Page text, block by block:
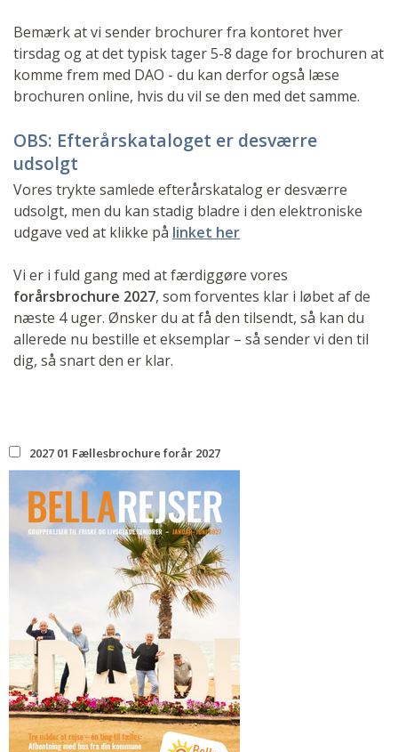
Bemærk at vi sender brochurer fra kontoret hver
tirsdag og at det typisk tager 5-8 dage for brochuren at
komme frem med DAO - du kan derfor også læse
brochuren online, hvis du vil se den med det samme.
OBS: Efterårskataloget er desværre
udsolgt
Vores trykte samlede efterårskatalog er desværre
udsolgt, men du kan stadig bladre i den elektroniske
udgave ved at klikke på linket her
Vi er i fuld gang med at færdiggøre vores
forårsbrochure 2027, som forventes klar i løbet af de
næste 4 uger. Ønsker du at få den tilsendt, så kan du
allerede nu bestille et eksemplar – så sender vi den til
dig, så snart den er klar.
2027 01 Fællesbrochure forår 2027